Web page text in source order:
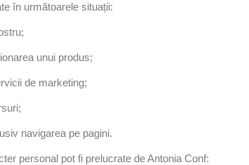
în următoarele situații:
unui produs;
de marketing;
navigarea pe pagini.
personal pot fi prelucrate de Antonia Conf: